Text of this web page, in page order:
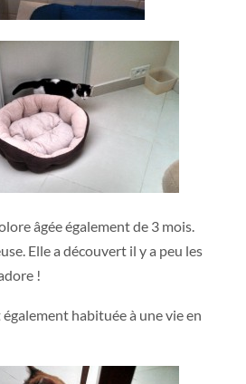
âgée également de 3 mois.
Elle a découvert il y a peu les
!
habituée à une vie en